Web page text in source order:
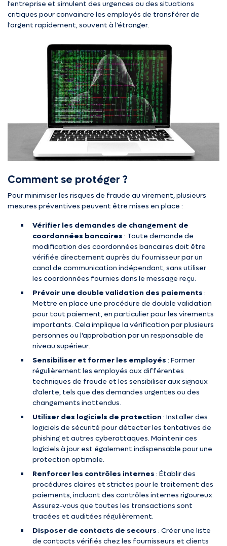
l'entreprise et simulent des urgences ou des situations
critiques pour convaincre les employés de transférer de
l'argent rapidement, souvent à l'étranger.
Comment se protéger ?
Pour minimiser les risques de fraude au virement, plusieurs
mesures préventives peuvent être mises en place :
Vérifier les demandes de changement de
coordonnées bancaires : Toute demande de
modification des coordonnées bancaires doit être
vérifiée directement auprès du fournisseur par un
canal de communication indépendant, sans utiliser
les coordonnées fournies dans le message reçu.
Prévoir une double validation des paiements :
Mettre en place une procédure de double validation
pour tout paiement, en particulier pour les virements
importants. Cela implique la vérification par plusieurs
personnes ou l'approbation par un responsable de
niveau supérieur.
Sensibiliser et former les employés : Former
régulièrement les employés aux différentes
techniques de fraude et les sensibiliser aux signaux
d'alerte, tels que des demandes urgentes ou des
changements inattendus.
Utiliser des logiciels de protection : Installer des
logiciels de sécurité pour détecter les tentatives de
phishing et autres cyberattaques. Maintenir ces
logiciels à jour est également indispensable pour une
protection optimale.
Renforcer les contrôles internes : Établir des
procédures claires et strictes pour le traitement des
paiements, incluant des contrôles internes rigoureux.
Assurez-vous que toutes les transactions sont
tracées et auditées régulièrement.
Disposer de contacts de secours : Créer une liste
de contacts vérifiés chez les fournisseurs et clients